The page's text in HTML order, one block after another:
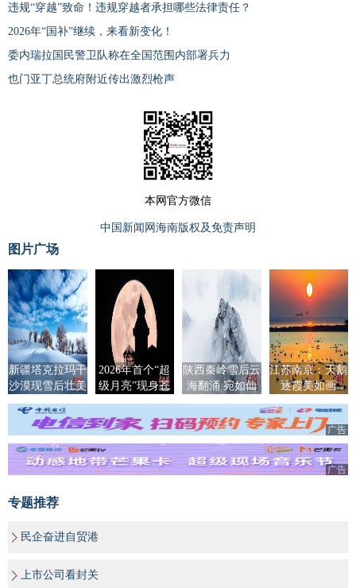
违规“穿越”致命！违规穿越者承担哪些法律责任？
2026年“国补”继续，来看新变化！
委内瑞拉国民警卫队称在全国范围内部署兵力
也门亚丁总统府附近传出激烈枪声
本网官方微信
中国新闻网海南版权及免责声明
图片广场
新疆塔克拉玛干
沙漠现雪后壮美
景观
2026年首个“超
级月亮”现身苍
穹
陕西秦岭雪后云
海翻涌 宛如仙
境
江苏南京：天鹅
逐霞美如画
广告
广告
专题推荐
民企奋进自贸港
上市公司看封关